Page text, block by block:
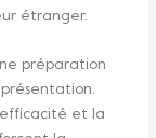
étranger.
préparation
et la